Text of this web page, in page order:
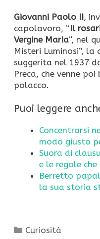
Giovanni Paolo II,
capolavoro, “Il
Vergine Maria“, nel
Misteri Luminosi”,
suggerita nel 1937
Preca, che venne
polacco.
Puoi leggere
Concentrarsi
modo giusto
Suora di
e le regole che
Berretto
la sua storia
Categorie
Curiosità